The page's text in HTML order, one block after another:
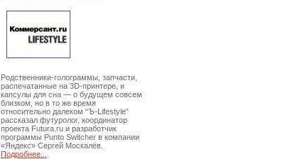
Родственники-голограммы, запчасти,
распечатанные на 3D-принтере, и
капсулы для сна — о будущем совсем
близком, но в то же время
относительно далеком “Ъ-Lifestyle”
рассказал футуролог, координатор
проекта Futura.ru и разработчик
программы Punto Switcher в компании
«Яндекс» Сергей Москалёв.
Подробнее...